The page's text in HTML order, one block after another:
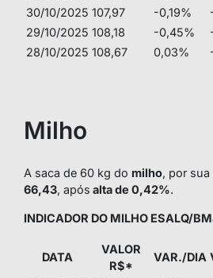
30/10/2025 107,97 -0,19%
29/10/2025 108,18 -0,45%
28/10/2025 108,67 0,03%
Milho
A saca de 60 kg do milho, por sua
66,43, após alta de 0,42%.
INDICADOR DO MILHO ESALQ/
DATA
VALOR
R$*
VAR./DIA